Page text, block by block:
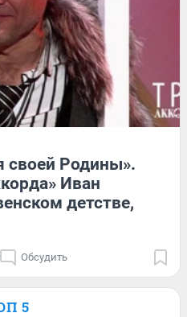
своей Родины».
Иван
детстве,
Обсудить
5